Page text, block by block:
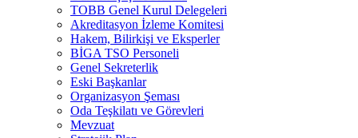
TOBB Genel Kurul Delegeleri
Akreditasyon İzleme Komitesi
Hakem, Bilirkişi ve Eksperler
BİGA TSO Personeli
Genel Sekreterlik
Eski Başkanlar
Organizasyon Şeması
Oda Teşkilatı ve Görevleri
Mevzuat